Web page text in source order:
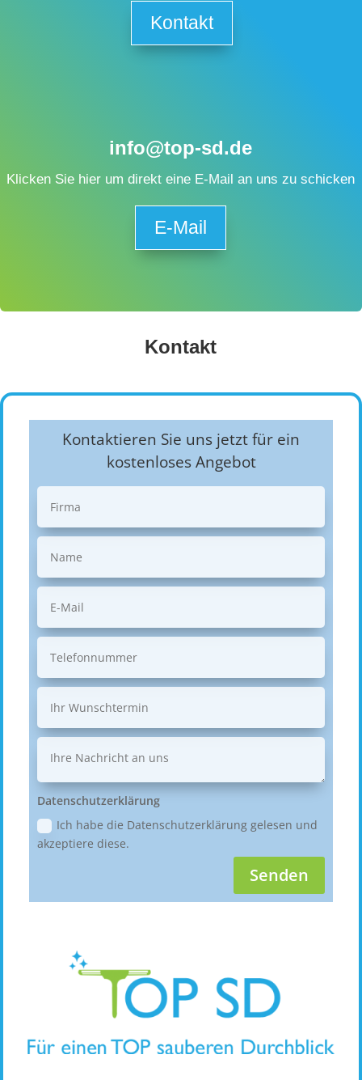
Kontakt
info@top-sd.de
Klicken Sie hier um direkt eine E-Mail an uns zu schicken
E-Mail
Kontakt
Kontaktieren Sie uns jetzt für ein
kostenloses Angebot
Datenschutzerklärung
Ich habe die Datenschutzerklärung gelesen und
akzeptiere diese.
Senden